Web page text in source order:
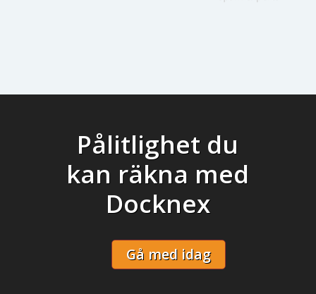
Pålitlighet du
kan räkna med
Docknex
Gå med idag